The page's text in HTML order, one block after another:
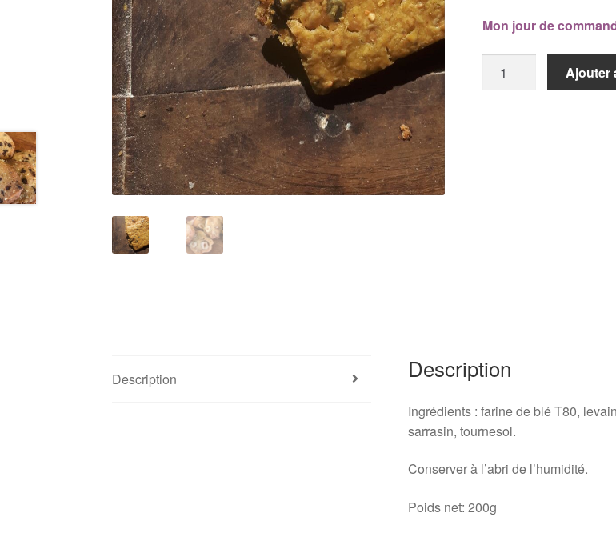
Mon jour de
Ajouter
Description Description
Ingrédients : farine de blé T80,
sarrasin, tournesol.
Conserver à l’abri de l’humidité.
Poids net: 200g